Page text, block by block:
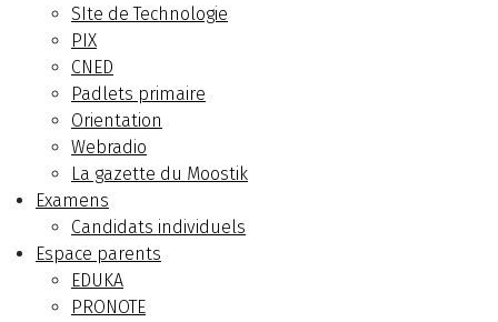
SIte de Technologie
PIX
CNED
Padlets primaire
Orientation
Webradio
La gazette du Moostik
Examens
Candidats individuels
Espace parents
EDUKA
PRONOTE